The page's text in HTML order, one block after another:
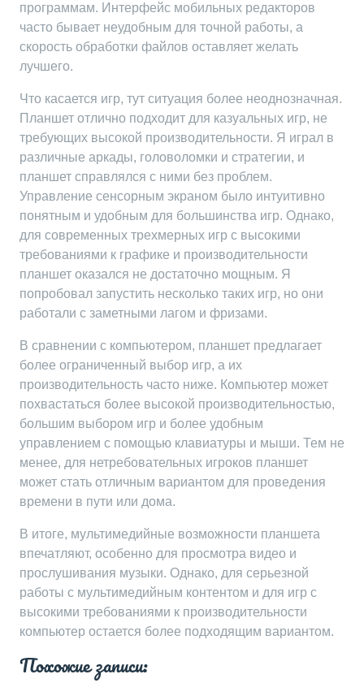
программам. Интерфейс мобильных редакторов
часто бывает неудобным для точной работы, а
скорость обработки файлов оставляет желать
лучшего.
Что касается игр, тут ситуация более неоднозначная.
Планшет отлично подходит для казуальных игр, не
требующих высокой производительности. Я играл в
различные аркады, головоломки и стратегии, и
планшет справлялся с ними без проблем.
Управление сенсорным экраном было интуитивно
понятным и удобным для большинства игр. Однако,
для современных трехмерных игр с высокими
требованиями к графике и производительности
планшет оказался не достаточно мощным. Я
попробовал запустить несколько таких игр, но они
работали с заметными лагом и фризами.
В сравнении с компьютером, планшет предлагает
более ограниченный выбор игр, а их
производительность часто ниже. Компьютер может
похвастаться более высокой производительностью,
большим выбором игр и более удобным
управлением с помощью клавиатуры и мыши. Тем не
менее, для нетребовательных игроков планшет
может стать отличным вариантом для проведения
времени в пути или дома.
В итоге, мультимедийные возможности планшета
впечатляют, особенно для просмотра видео и
прослушивания музыки. Однако, для серьезной
работы с мультимедийным контентом и для игр с
высокими требованиями к производительности
компьютер остается более подходящим вариантом.
Похожие записи: